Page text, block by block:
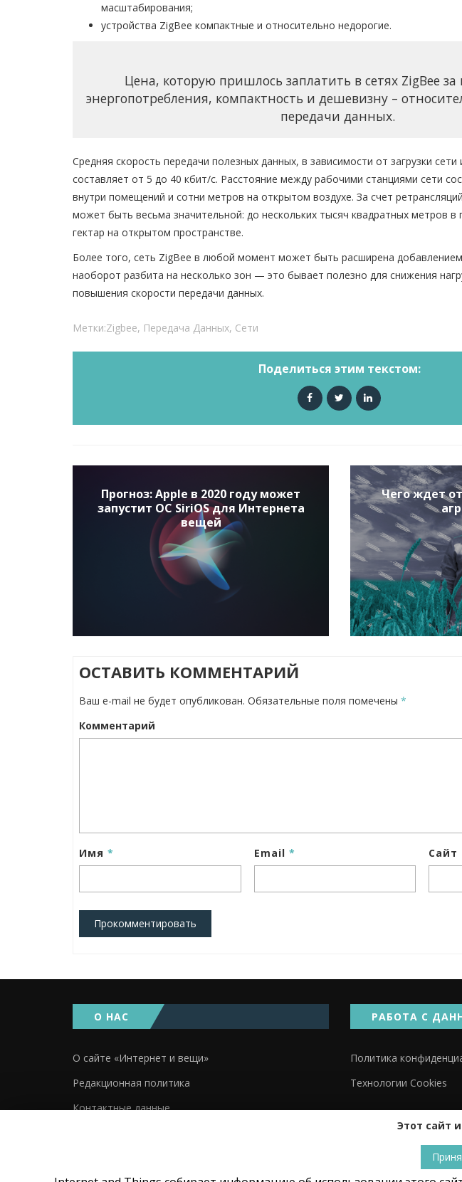
масштабирования;
устройства ZigBee компактные и относительно недорогие.
Цена, которую пришлось заплатить в сетях ZigBee
энергопотребления, компактность и дешевизну –
передачи данных.
Средняя скорость передачи полезных данных, в зависимости от загрузки сети
составляет от 5 до 40 кбит/с. Расстояние между рабочими станциями сети
внутри помещений и сотни метров на открытом воздухе. За счет
может быть весьма значительной: до нескольких тысяч квадратных метров
гектар на открытом пространстве.
Более того, сеть ZigBee в любой момент может быть расширена
наоборот разбита на несколько зон — это бывает полезно для снижения
повышения скорости передачи данных.
Метки:Zigbee, Передача Данных, Сети
Поделиться этим текстом:
Прогноз: Apple в 2020 году может
запустит ОС SiriOS для Интернета
вещей
Чего ждет
ОСТАВИТЬ КОММЕНТАРИЙ
Ваш e-mail не будет опубликован. Обязательные поля помечены *
Комментарий
Имя * Email * Сайт
Прокомментировать
О НАС
О сайте «Интернет и вещи»
Редакционная политика
Контактные данные
РАБОТА С
Политика
Технологии Cookies
Этот сайт